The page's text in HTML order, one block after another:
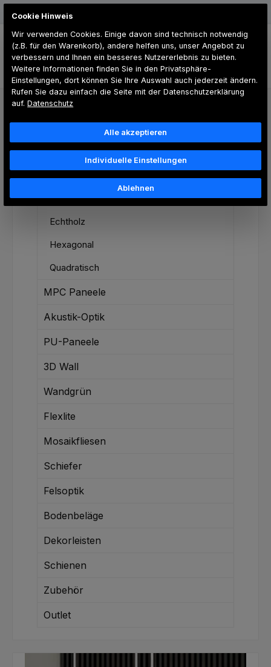
Zum Hauptinhalt springen
Du hast 0
Styropor-Paneele
Marmor- und Granitoptik
Holzoptik
Echtholz
Hexagonal
Quadratisch
MPC Paneele
Akustik-Optik
PU-Paneele
3D Wall
Wandgrün
Flexlite
Mosaikfliesen
Schiefer
Felsoptik
Bodenbeläge
Dekorleisten
Schienen
Zubehör
Outlet
Cookie Hinweis
Wir verwenden Cookies. Einige davon sind technisch notwendig
(z.B. für den Warenkorb), andere helfen uns, unser Angebot zu
verbessern und Ihnen ein besseres Nutzererlebnis zu bieten.
Weitere Informationen finden Sie in den Privatsphäre-
Einstellungen, dort können Sie Ihre Auswahl auch jederzeit ändern.
Rufen Sie dazu einfach die Seite mit der Datenschutzerklärung
auf.Datenschutz
Individuelle Einstellungen
Ablehnen
Alle akzeptieren